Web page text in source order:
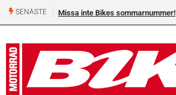
SENASTE Missa inte Bikes sommarnummer!